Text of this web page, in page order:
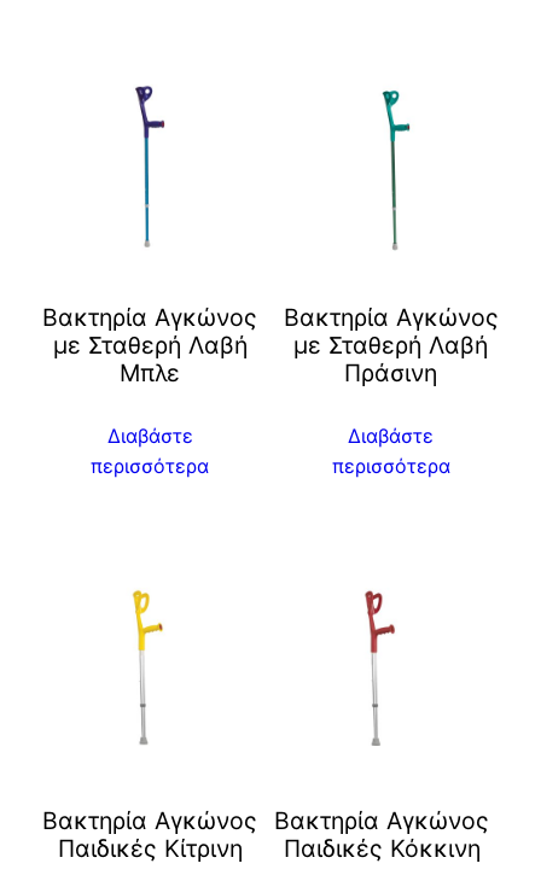
Βακτηρία Αγκώνος
με Σταθερή Λαβή
Μπλε
Διαβάστε
περισσότερα
Βακτηρία Αγκώνος
με Σταθερή Λαβή
Πράσινη
Διαβάστε
περισσότερα
Βακτηρία Αγκώνος
Παιδικές Κίτρινη
Βακτηρία Αγκώνος
Παιδικές Κόκκινη